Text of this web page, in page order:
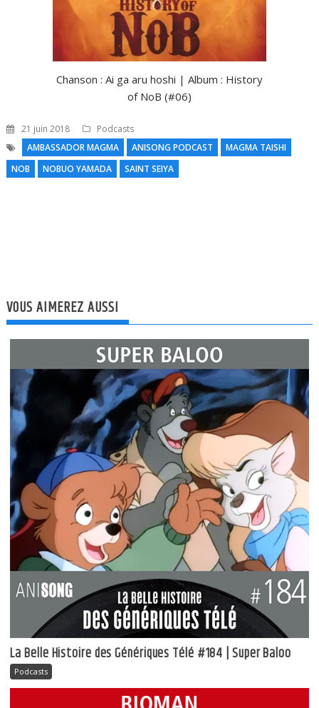
Chanson : Ai ga aru hoshi | Album : History
of NoB (#06)
21 juin 2018
Podcasts
AMBASSADOR MAGMA
ANISONG PODCAST
MAGMA TAISHI
NOB
NOBUO YAMADA SAINT SEIYA
VOUS AIMEREZ AUSSI
La Belle Histoire des Génériques Télé #184 | Super Baloo
Podcasts